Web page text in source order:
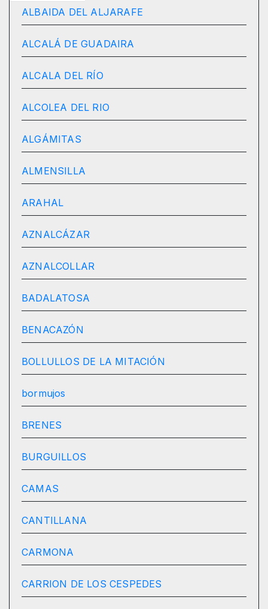
ALBAIDA DEL ALJARAFE
ALCALÁ DE GUADAIRA
ALCALA DEL RÍO
ALCOLEA DEL RIO
ALGÁMITAS
ALMENSILLA
ARAHAL
AZNALCÁZAR
AZNALCOLLAR
BADALATOSA
BENACAZÓN
BOLLULLOS DE LA MITACIÓN
bormujos
BRENES
BURGUILLOS
CAMAS
CANTILLANA
CARMONA
CARRION DE LOS CESPEDES